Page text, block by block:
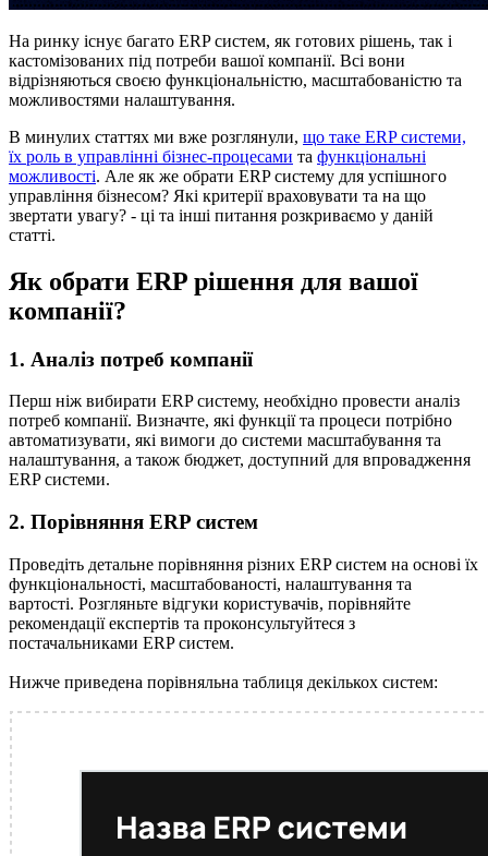
На ринку існує багато ERP систем, як готових рішень, так і
кастомізованих під потреби вашої компанії. Всі вони
відрізняються своєю функціональністю, масштабованістю та
можливостями налаштування.
В минулих статтях ми вже розглянули, що таке ERP системи,
їх роль в управлінні бізнес-процесами та функціональні
можливості. Але як же обрати ERP систему для успішного
управління бізнесом? Які критерії враховувати та на що
звертати увагу? - ці та інші питання розкриваємо у даній
статті.
Як обрати ERP рішення для вашої
компанії?
1. Аналіз потреб компанії
Перш ніж вибирати ERP систему, необхідно провести аналіз
потреб компанії. Визначте, які функції та процеси потрібно
автоматизувати, які вимоги до системи масштабування та
налаштування, а також бюджет, доступний для впровадження
ERP системи.
2. Порівняння ERP систем
Проведіть детальне порівняння різних ERP систем на основі їх
функціональності, масштабованості, налаштування та
вартості. Розгляньте відгуки користувачів, порівняйте
рекомендації експертів та проконсультуйтеся з
постачальниками ERP систем.
Нижче приведена порівняльна таблиця декількох систем: